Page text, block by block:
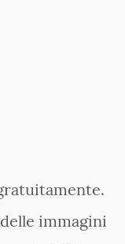
immagini